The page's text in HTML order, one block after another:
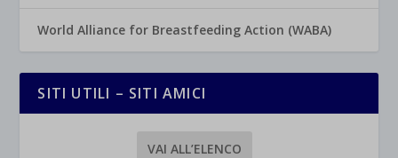
World Alliance for Breastfeeding Action (WABA)
SITI UTILI – SITI AMICI
VAI ALL’ELENCO